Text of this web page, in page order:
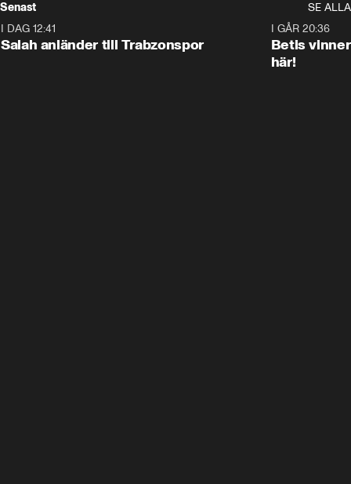
Avspark 22.00.
Senast
SE ALLA
I DAG 12:41
Salah anländer till Trabzonspor
I GÅR 20:36
Betis
här!